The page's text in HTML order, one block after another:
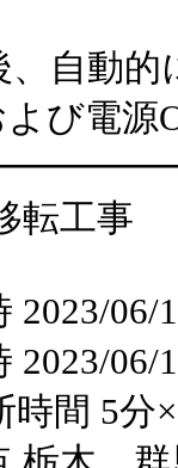
、自動
よび電
転工事
06/
06/
間 5分